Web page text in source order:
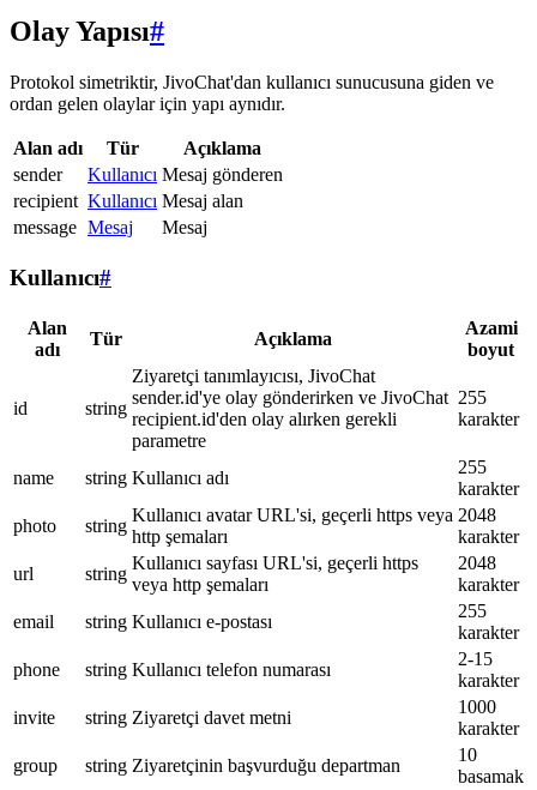
Olay Yapısı#
Protokol simetriktir, JivoChat'dan kullanıcı sunucusuna giden ve
ordan gelen olaylar için yapı aynıdır.
Alan adı Tür
Açıklama
sender
Kullanıcı Mesaj gönderen
recipient Kullanıcı Mesaj alan
message Mesaj Mesaj
Kullanıcı#
Alan
adı
Tür Açıklama
Azami
boyut
id string
Ziyaretçi tanımlayıcısı, JivoChat
sender.id'ye olay gönderirken ve JivoChat
recipient.id'den olay alırken gerekli
parametre
255
karakter
name string Kullanıcı adı
255
karakter
photo
string
Kullanıcı avatar URL'si, geçerli https veya
http şemaları
2048
karakter
url
string
Kullanıcı sayfası URL'si, geçerli https
veya http şemaları
2048
karakter
email
string Kullanıcı e-postası
255
karakter
phone
string Kullanıcı telefon numarası
2-15
karakter
invite
string Ziyaretçi davet metni
1000
karakter
group
string Ziyaretçinin başvurduğu departman
10
basamak